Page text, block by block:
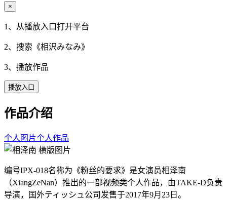
×
1、从播放入口打开平台
2、搜索《相沢みなみ》
3、播放作品
播放入口
作品介绍
个人图片个人作品
编号IPX-018名称为《粉丝的要求》是女演员相泽南
（XiangZeNan）推出的一部视频类个人作品，由TAKE-D负责
导演，国外ティッシュ公司发售于2017年9月23日。